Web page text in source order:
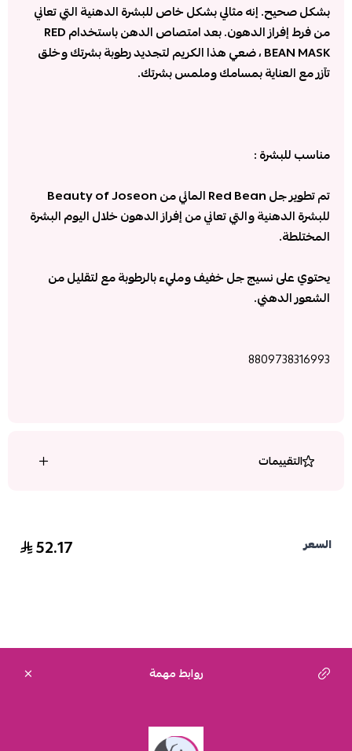
بشكل صحيح. إنه مثالي بشكل خاص للبشرة الدهنية التي تعاني
من فرط إفراز الدهون. بعد امتصاص الدهن باستخدام RED
BEAN MASK ، ضعي هذا الكريم لتجديد رطوبة بشرتك وخلق
تآزر مع العناية بمسامك وملمس بشرتك.
مناسب للبشرة :
تم تطوير جل Red Bean المائي من Beauty of Joseon
للبشرة الدهنية والتي تعاني من إفراز الدهون خلال اليوم البشرة
المختلطة.
يحتوي على نسيج جل خفيف ومليء بالرطوبة مع لتقليل من
الشعور الدهني.
8809738316993
التقييمات
السعر 52.17
روابط مهمة